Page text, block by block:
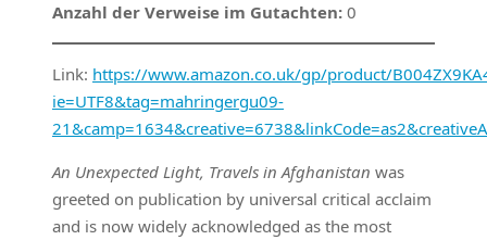
Anzahl der Verweise im Gutachten: 0
Link: https://www.amazon.co.uk/gp/product/
ie=UTF8&tag=mahringergu09-
An Unexpected Light, Travels in Afghanistan was
greeted on publication by universal critical acclaim
and is now widely acknowledged as the most